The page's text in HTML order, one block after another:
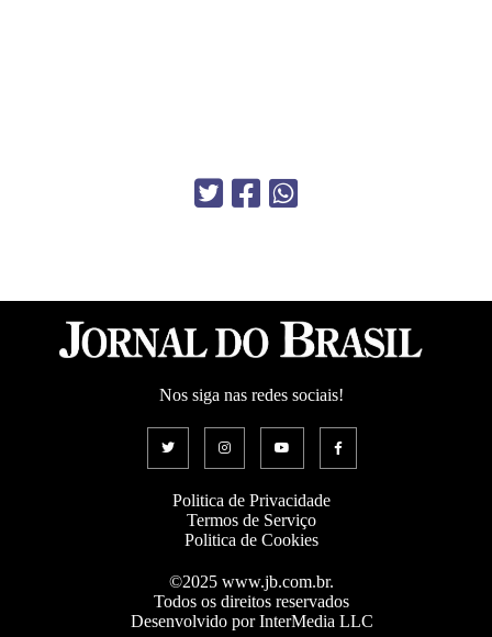
Nos siga nas redes sociais!
Politica de Privacidade
Termos de Serviço
Politica de Cookies
©2025 www.jb.com.br.
Todos os direitos reservados
Desenvolvido por InterMedia LLC